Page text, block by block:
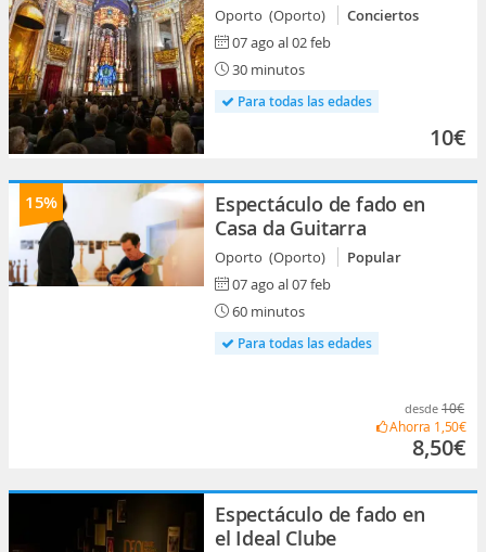
Oporto (Oporto)
Conciertos
07 ago al 02 feb
30 minutos
Para todas las edades
10€
15%
Espectáculo de fado en
Casa da Guitarra
Oporto (Oporto)
Popular
07 ago al 07 feb
60 minutos
Para todas las edades
desde 10€
Ahorra 1,50€
8,50€
Espectáculo de fado en
el Ideal Clube